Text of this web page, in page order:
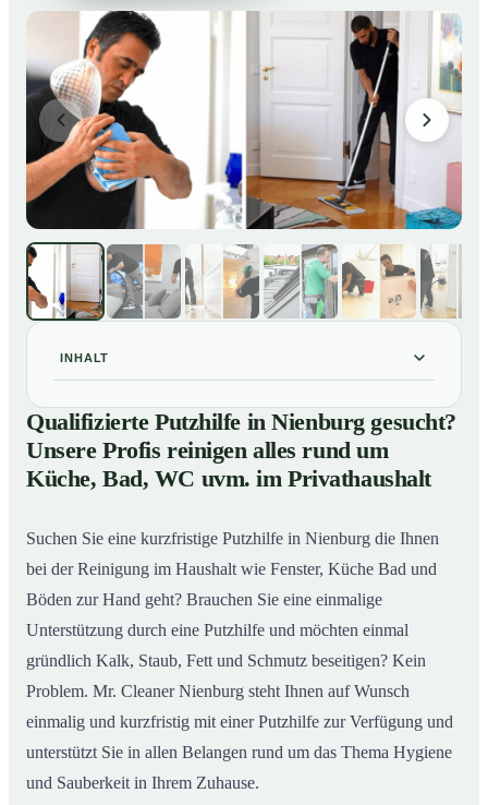
INHALT
01Qualifizierte Putzhilfe in Nienburg gesucht? Unsere
Profis reinigen alles rund um Küche, Bad, WC uvm. im
Privathaushalt
02So einfach buchen Sie eine Putzhilfe in Nienburg
Qualifizierte Putzhilfe in Nienburg gesucht?
Unsere Profis reinigen alles rund um
Küche, Bad, WC uvm. im Privathaushalt
Suchen Sie eine kurzfristige Putzhilfe in Nienburg die Ihnen
bei der Reinigung im Haushalt wie Fenster, Küche Bad und
Böden zur Hand geht? Brauchen Sie eine einmalige
Unterstützung durch eine Putzhilfe und möchten einmal
gründlich Kalk, Staub, Fett und Schmutz beseitigen? Kein
Problem. Mr. Cleaner Nienburg steht Ihnen auf Wunsch
einmalig und kurzfristig mit einer Putzhilfe zur Verfügung und
unterstützt Sie in allen Belangen rund um das Thema Hygiene
und Sauberkeit in Ihrem Zuhause.